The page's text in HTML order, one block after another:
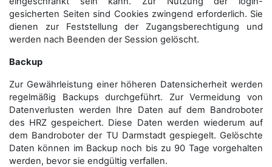
gesicherten Seiten sind Cookies zwingend erforderlich. Sie
dienen zur Feststellung der Zugangs­berechtigung und
werden nach Beenden der Session gelöscht.
Backup
Zur Gewährleistung einer höheren Datensicherheit werden
regelmäßig Backups durchgeführt. Zur Vermeidung von
Datenverlusten werden Ihre Daten auf dem Bandroboter
des HRZ gespeichert. Diese Daten werden wiederum auf
dem Bandroboter der TU Darmstadt gespiegelt. Gelöschte
Daten können im Backup noch bis zu 90 Tage vorgehalten
werden, bevor sie endgültig verfallen.